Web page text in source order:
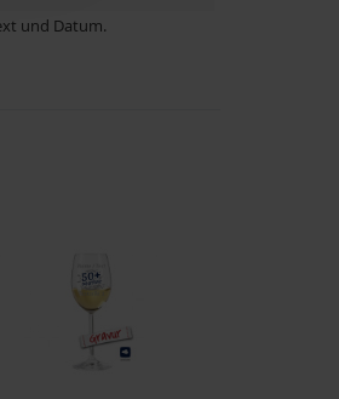
und Datum.